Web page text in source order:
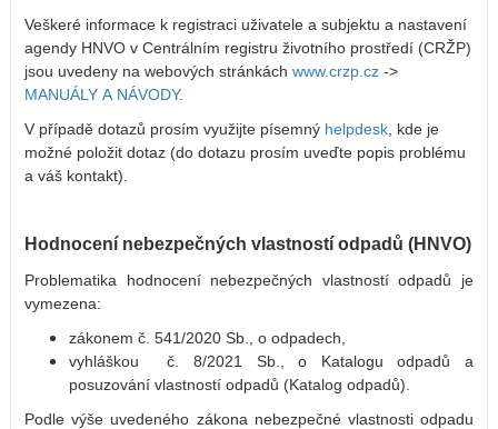
Veškeré informace k registraci uživatele a subjektu a nastavení
agendy HNVO v Centrálním registru životního prostředí (CRŽP)
jsou uvedeny na webových stránkách www.crzp.cz ->
MANUÁLY A NÁVODY.
V případě dotazů prosím využijte písemný helpdesk , kde je
možné položit dotaz (do dotazu prosím uveďte popis problému
a váš kontakt).
Hodnocení nebezpečných vlastností odpadů (HNVO)
Problematika hodnocení nebezpečných vlastností odpadů je
vymezena:
zákonem č. 541/2020 Sb., o odpadech,
vyhláškou č. 8/2021 Sb., o Katalogu odpadů a
posuzování vlastností odpadů (Katalog odpadů).
Podle výše uvedeného zákona nebezpečné vlastnosti odpadu